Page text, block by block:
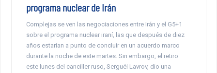
programa nuclear de Irán
Complejas se ven las negociaciones entre Irán y el G5+1
sobre el programa nuclear iraní, las que después de diez
años estarían a punto de concluir en un acuerdo marco
durante la noche de este martes. Sin embargo, el retiro
este lunes del canciller ruso, Serguéi Lavrov, dio una